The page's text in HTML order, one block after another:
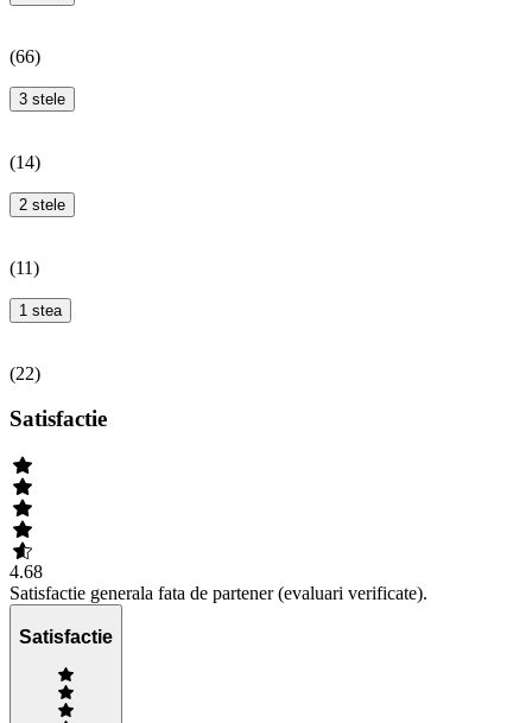
(66)
3 stele
(14)
2 stele
(11)
1 stea
(22)
Satisfactie
4.68
Satisfactie generala fata de partener (evaluari verificate).
Satisfactie